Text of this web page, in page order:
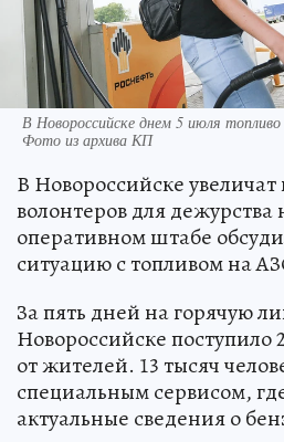
В Новороссийске днем 5 июля
Фото из архива КП
В Новороссийске увеличат
волонтеров для дежурства
оперативном штабе
ситуацию с топливом на
За пять дней на горячую
Новороссийске поступило
от жителей. 13 тысяч
специальным сервисом,
актуальные сведения о